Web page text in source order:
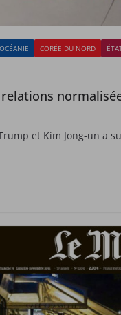
CORÉE DU NORD
et Kim Jong-un a